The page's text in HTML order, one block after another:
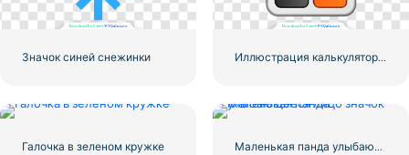
Значок синей снежинки Иллюстрация калькулятора с цифрами 0-1-2-3
Галочка в зеленом кружке Маленькая панда улыбающееся лицо значок